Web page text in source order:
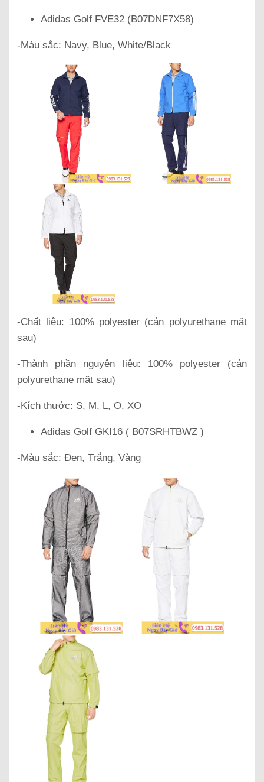
Adidas Golf FVE32 (B07DNF7X58)
-Màu sắc: Navy, Blue, White/Black
-Chất liệu: 100% polyester (cán polyurethane mặt
sau)
-Thành phần nguyên liệu: 100% polyester (cán
polyurethane mặt sau)
-Kích thước: S, M, L, O, XO
Adidas Golf GKI16 ( B07SRHTBWZ )
-Màu sắc: Đen, Trắng, Vàng